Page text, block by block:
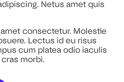
Netus amet quis
consectetur. Molestie
Lectus id eu risus
cum platea odio iaculis
morbi.